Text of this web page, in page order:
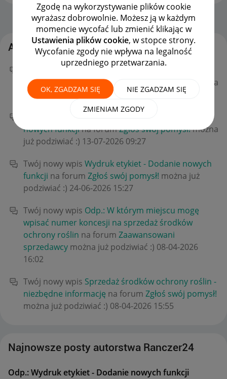
Zgodę na wykorzystywanie plików cookie
wyrażasz dobrowolnie. Możesz ją w każdym
momencie wycofać lub zmienić klikając w
Ustawienia plików cookie, w stopce strony.
Wycofanie zgody nie wpływa na legalność
uprzedniego przetwarzania.
OK, ZGADZAM SIĘ NIE ZGADZAM SIĘ
ZMIENIAM ZGODY
Strona Główna OPCJE
Aktywność Ranczer24
Twój nowy wpis
Odp.: Wydruk etykiet - Dodanie
nowych funkcjina forum
można
już podziwiać :)‎22-07-2026
09:12
nowych funkcjina forumZgłoś swój pomysł!można
już podziwiać :) ‎13-07-2026 09:27
Twój nowy wpis Wydruk etykiet - Dodanie nowych
funkcji na forum Zgłoś swój pomysł! można już
podziwiać :) ‎24-06-2026 15:27
Twój nowy wpis Odp.: W którym miejscu mogę
wpisać numer koncesji na sprzedaż środków
ochrony roślin na forum Zaawansowani
sprzedawcy można już podziwiać :) ‎08-04-2026
16:02
Twój nowy wpis Sprzedaż środków ochrony roślin -
niezbędne informację na forum Zgłoś swój pomysł!
można już podziwiać :) ‎08-04-2026 15:55
Najnowsze posty autorstwa Ranczer24
Odp.: Wydruk etykiet - Dodanie nowych funkcji